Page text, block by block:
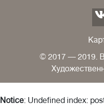
© 2017 — 2019.
Notice: Undefined index: